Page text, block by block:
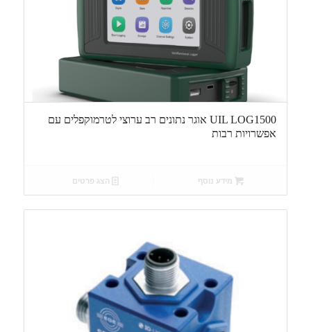
UIL LOG1500 אוגר נתונים רב ערוצי לטרמוקפלים עם
אפשרויות רבות
מידע נוסף הצג פרטים